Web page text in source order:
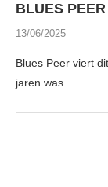
BLUES
13/06/2025
Blues Peer viert
jaren was …